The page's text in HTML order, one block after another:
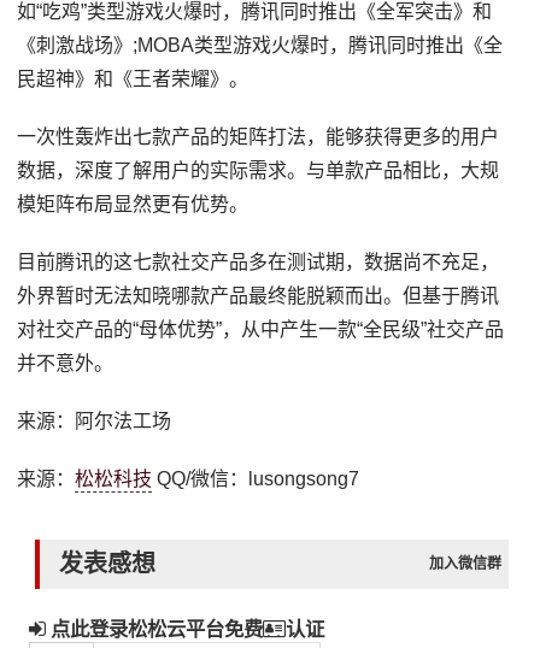
如“吃鸡”类型游戏火爆时，腾讯同时推出《全军突击》和
《刺激战场》;MOBA类型游戏火爆时，腾讯同时推出《全
民超神》和《王者荣耀》。
一次性轰炸出七款产品的矩阵打法，能够获得更多的用户
数据，深度了解用户的实际需求。与单款产品相比，大规
模矩阵布局显然更有优势。
目前腾讯的这七款社交产品多在测试期，数据尚不充足，
外界暂时无法知晓哪款产品最终能脱颖而出。但基于腾讯
对社交产品的“母体优势”，从中产生一款“全民级”社交产品
并不意外。
来源：阿尔法工场
来源：松松科技 QQ/微信：lusongsong7
发表感想 加入微信群
点此登录松松云平台免费 认证